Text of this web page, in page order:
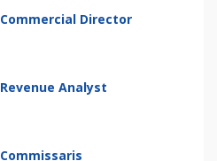
Commercial Director
Revenue Analyst
Commissaris